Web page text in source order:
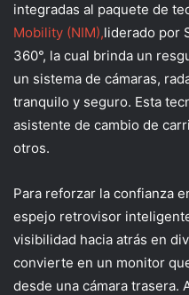
integradas al paquete de
Mobility (NIM),liderado por
360°, la cual brinda un
un sistema de cámaras,
tranquilo y seguro. Esta
asistente de cambio de
otros.
Para reforzar la confianza
espejo retrovisor
visibilidad hacia atrás en
convierte en un monitor
desde una cámara trasera.